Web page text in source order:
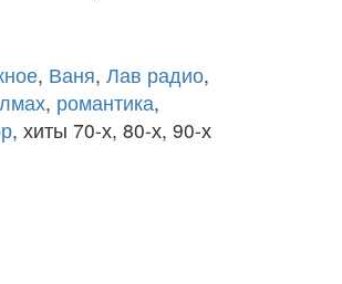
, Ваня, Лав радио,
, романтика,
, хиты 70-х, 80-х, 90-х